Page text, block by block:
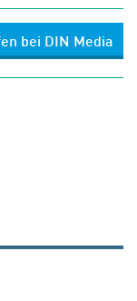
bei DIN Media